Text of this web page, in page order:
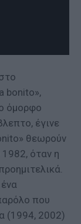
bonito»,
όμορφο
έγινε
θεωρούν
όταν η
που
(1994, 2002)